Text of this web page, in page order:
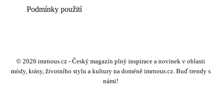
Podmínky použití
© 2026 imrnous.cz - Český magazín plný inspirace a novinek v oblasti
módy, krásy, životního stylu a kultury na doméně imrnous.cz. Buď trendy s
námi!